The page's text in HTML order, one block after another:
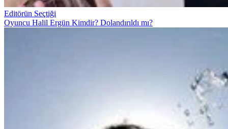
Editörün Seçtiği
Oyuncu Halil Ergün Kimdir? Dolandırıldı mı?